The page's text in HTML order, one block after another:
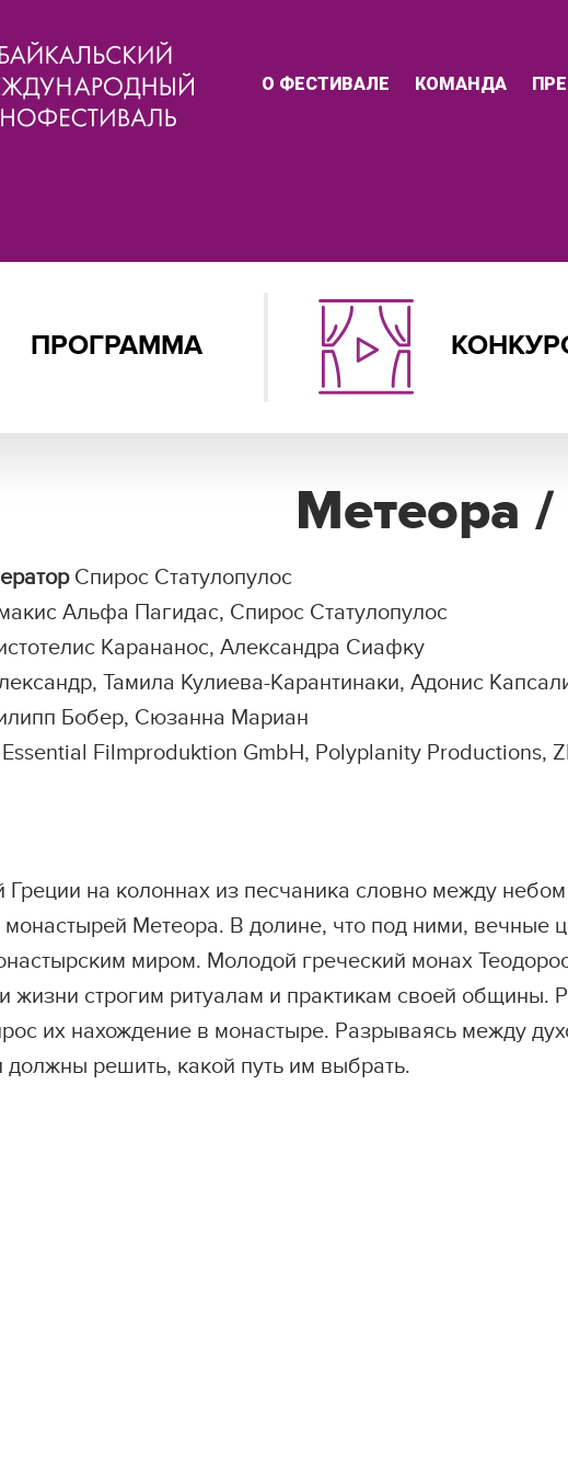
О ФЕСТИВАЛЕ КОМАНДА
ПРОГРАММА
Метеора
Спирос Статулопулос
Альфа Пагидас, Спирос Статулопулос
Карананос, Александра Сиафку
Тамила Кулиева-Карантинаки, Адонис
Бобер, Сюзанна Мариан
Filmproduktion GmbH, Polyplanity Productions,
Греции на колоннах из песчаника словно между
Метеора. В долине, что под ними, вечные
миром. Молодой греческий монах
жизни строгим ритуалам и практикам своей общины.
их нахождение в монастыре. Разрываясь между
должны решить, какой путь им выбрать.